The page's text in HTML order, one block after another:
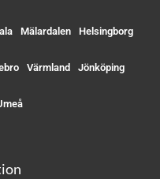
Mälardalen Helsingborg
Värmland Jönköping